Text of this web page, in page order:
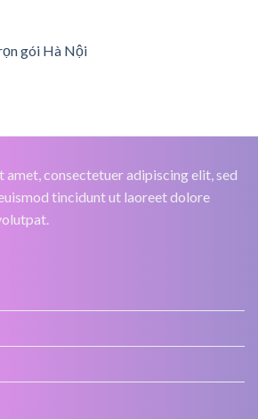
gói Hà Nội
amet, consectetuer adipiscing elit, sed
tincidunt ut laoreet dolore